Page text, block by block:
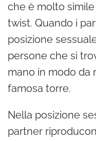
che è molto simile
twist. Quando i
posizione
persone che si
mano in modo da
famosa torre.
Nella posizione
partner